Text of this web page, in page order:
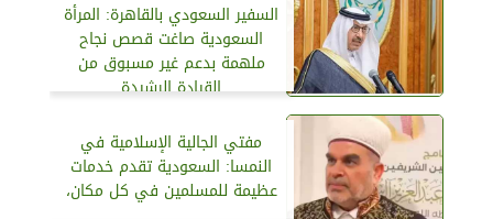
السفير السعودي بالقاهرة: المرأة
السعودية صاغت قصص نجاح
ملهمة بدعم غير مسبوق من
القيادة الرشيدة
مفتي الجالية الإسلامية في
النمسا: السعودية تقدم خدمات
عظيمة للمسلمين في كل مكان،